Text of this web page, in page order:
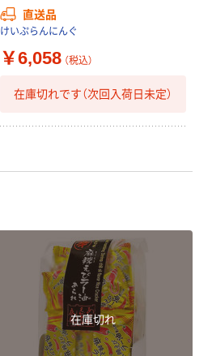
直送品
けいぷらんにんぐ
￥6,058 （税込）
在庫切れです（次回入荷日未定）
在庫切れ